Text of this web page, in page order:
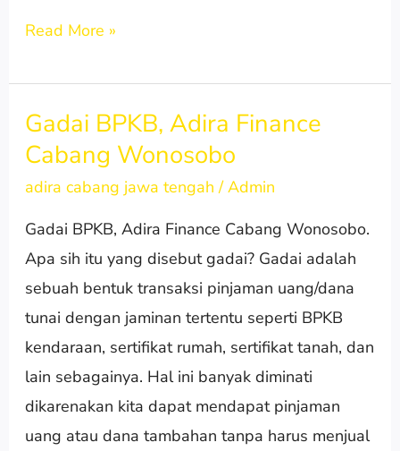
Read More »
Gadai BPKB, Adira Finance
Cabang Wonosobo
adira cabang jawa tengah /Admin
Gadai BPKB, Adira Finance Cabang Wonosobo.
Apa sih itu yang disebut gadai? Gadai adalah
sebuah bentuk transaksi pinjaman uang/dana
tunai dengan jaminan tertentu seperti BPKB
kendaraan, sertifikat rumah, sertifikat tanah, dan
lain sebagainya. Hal ini banyak diminati
dikarenakan kita dapat mendapat pinjaman
uang atau dana tambahan tanpa harus menjual
Gadai
BPKB,
Adira
Cabang
Wonosobo